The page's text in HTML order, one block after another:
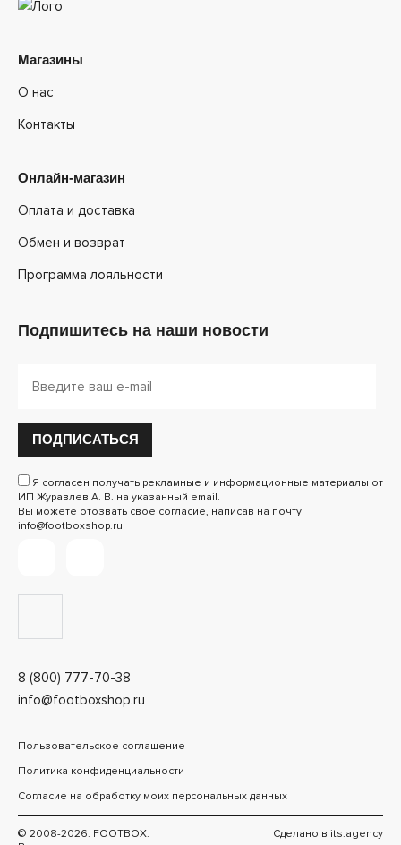
8 (800) 777-70-38
info@footboxshop.ru
Магазины
О нас
Контакты
Онлайн-магазин
Оплата и доставка
Обмен и возврат
Программа лояльности
Подпишитесь на наши новости
ПОДПИСАТЬСЯ
Я согласен получать рекламные и информационные материалы от
ИП Журавлев А. В. на указанный email.
Вы можете отозвать своё согласие, написав на почту
info@footboxshop.ru
Пользовательское соглашение
Политика конфиденциальности
Согласие на обработку моих персональных данных
© 2008-2026. FOOTBOX.
Сделано в its.agency